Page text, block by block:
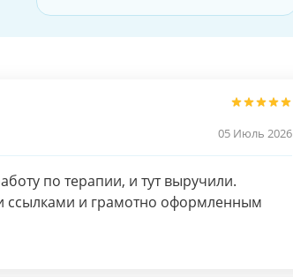
05 Июль 2026
по терапии, и тут выручили.
ссылками и грамотно оформленным